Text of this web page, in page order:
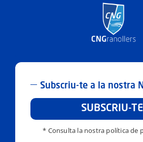
Subscriu-te a la nostra
SUBSCRIU-
* Consulta la nostra política de